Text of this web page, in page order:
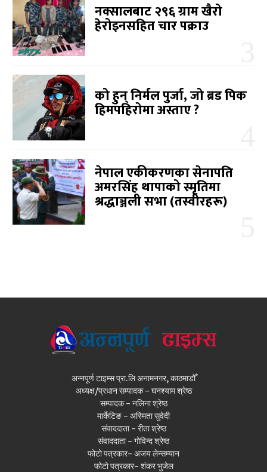
नक्सालबाट २९६ ग्राम खैरो
हेरोइनसहित चार पक्राउ
को हुन् निर्मल पुर्जा, जो ब्रड पिक
हिमपहिरोमा अस्ताए ?
नेपाल एकीकरणका सेनापति
अमरसिंह थापाको स्मृतिमा
श्रद्धाञ्जली सभा (तस्वीरहरू)
अन्नपूर्ण टाइम्स प्रा.लि अनामनगर, काठमाडौँ
अध्यक्ष/प्रधान सम्पादक - घनश्याम श्रेष्ठ
सम्पादक - नलिना श्रेष्ठ
मार्केटिङ - अस्मिता सुवेदी
संवाददाता - रीता श्रेष्ठ
संवाददाता - गोविन्द श्रेष्ठ
फोटो पत्रकार- अजय लेन्सम्यान
फोटो पत्रकार- शंकर भुजेल